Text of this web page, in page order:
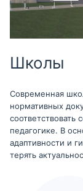
Школы
Современная
нормативных
педагогике. В
адаптивности и
терять